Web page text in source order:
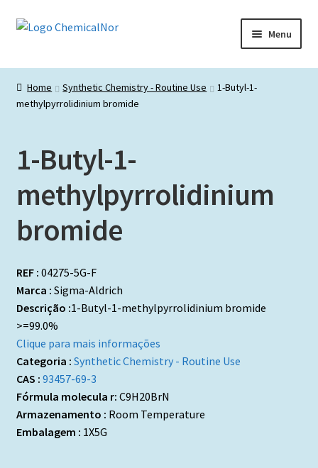
Ir
Saltar
Menu
Início
Lista de produtos
Home Synthetic Chemistry - Routine Use
1-Butyl-1-
methylpyrrolidinium bromide
1-Butyl-1-
methylpyrrolidinium
bromide
REF : 04275-5G-F
Marca : Sigma-Aldrich
Descrição :1-Butyl-1-methylpyrrolidinium bromide
>=99.0%
Clique para mais informações
Categoria : Synthetic Chemistry - Routine Use
CAS : 93457-69-3
Fórmula molecula r: C9H20BrN
Armazenamento : Room Temperature
Embalagem : 1X5G